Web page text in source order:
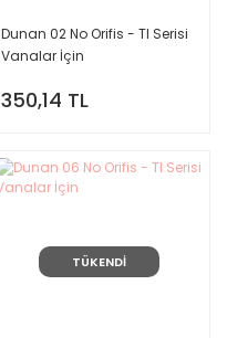
Dunan 02 No Orifis - TI Serisi
Vanalar İçin
350,14 TL
TÜKENDİ